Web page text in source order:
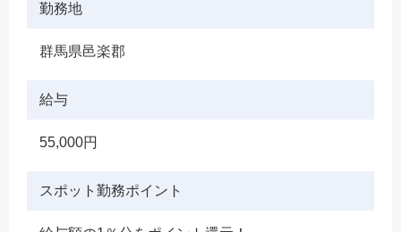
勤務地
群馬県邑楽郡
給与
55,000円
スポット勤務ポイント